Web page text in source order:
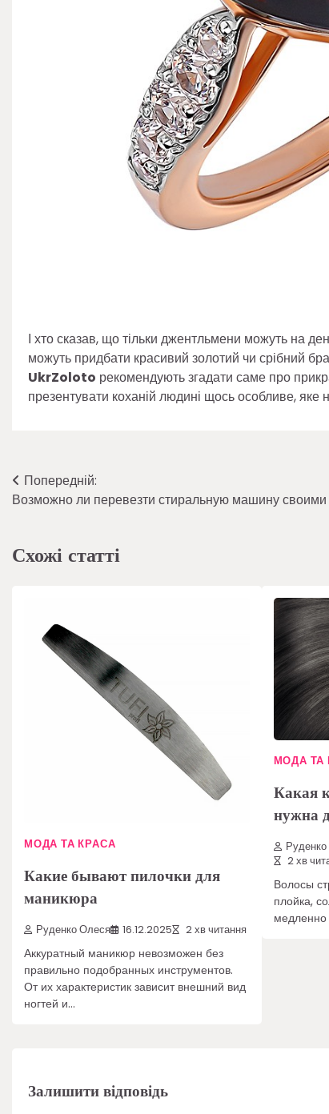
І хто сказав, що тільки джентльмени можуть на
можуть придбати красивий золотий чи срібний
UkrZoloto рекомендують згадати саме про
презентувати коханій людині щось особливе, яке
Навігація
записів
Попередній:
Возможно ли перевезти стиральную машину
Схожі статті
МОДА ТА КРАСА
Какие бывают пилочки для
маникюра
Руденко Олеся 16.12.2025 2 хв читання
Аккуратный маникюр невозможен без
правильно подобранных инструментов.
От их характеристик зависит внешний вид
ногтей и…
МОДА ТА
Какая
нужна
2 хв
Волосы
плойка,
медленно
Залишити відповідь